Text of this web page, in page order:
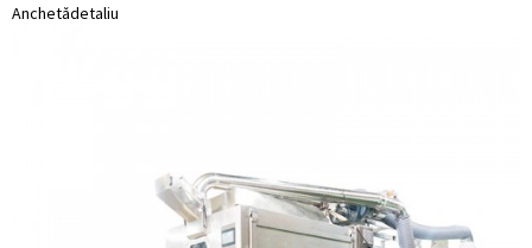
Anchetădetaliu